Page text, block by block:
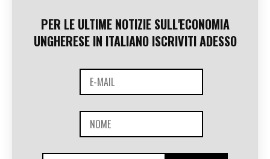
PER LE ULTIME NOTIZIE SULL'ECONOMIA
UNGHERESE IN ITALIANO ISCRIVITI ADESSO